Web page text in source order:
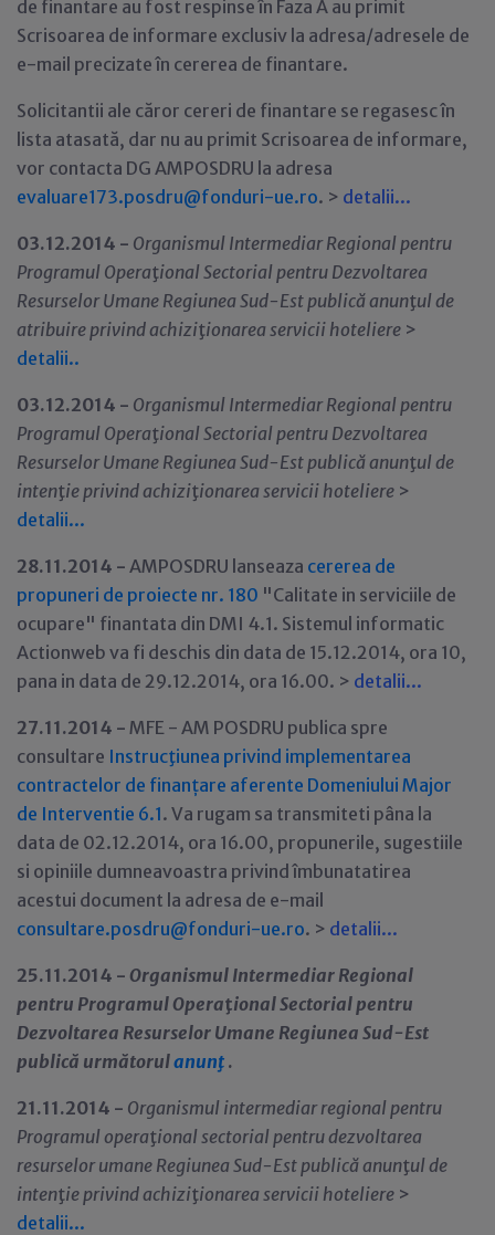
de finantare au fost respinse în Faza A au primit
Scrisoarea de informare exclusiv la adresa/adresele de
e-mail precizate în cererea de finantare.
Solicitantii ale căror cereri de finantare se regasesc în
lista atasată, dar nu au primit Scrisoarea de informare,
vor contacta DG AMPOSDRU la adresa
evaluare173.posdru@fonduri-ue.ro. > detalii...
03.12.2014 - Organismul Intermediar Regional pentru
Programul Operaţional Sectorial pentru Dezvoltarea
Resurselor Umane Regiunea Sud-Est publică anunţul de
atribuire privind achiziţionarea servicii hoteliere >
detalii..
03.12.2014 - Organismul Intermediar Regional pentru
Programul Operaţional Sectorial pentru Dezvoltarea
Resurselor Umane Regiunea Sud-Est publică anunţul de
intenţie privind achiziţionarea servicii hoteliere >
detalii...
28.11.2014 - AMPOSDRU lanseaza cererea de
propuneri de proiecte nr. 180 "Calitate in serviciile de
ocupare" finantata din DMI 4.1. Sistemul informatic
Actionweb va fi deschis din data de 15.12.2014, ora 10,
pana in data de 29.12.2014, ora 16.00. > detalii...
27.11.2014 - MFE - AM POSDRU publica spre
consultare Instrucţiunea privind implementarea
contractelor de finanțare aferente Domeniului Major
de Interventie 6.1. Va rugam sa transmiteti pâna la
data de 02.12.2014, ora 16.00, propunerile, sugestiile
si opiniile dumneavoastra privind îmbunatatirea
acestui document la adresa de e-mail
consultare.posdru@fonduri-ue.ro. > detalii...
25.11.2014 - Organismul Intermediar Regional
pentru Programul Operaţional Sectorial pentru
Dezvoltarea Resurselor Umane Regiunea Sud-Est
publică următorulanunţ .
21.11.2014 - Organismul intermediar regional pentru
Programul operaţional sectorial pentru dezvoltarea
resurselor umane Regiunea Sud-Est publică anunţul de
intenţie privind achiziţionarea servicii hoteliere >
detalii...